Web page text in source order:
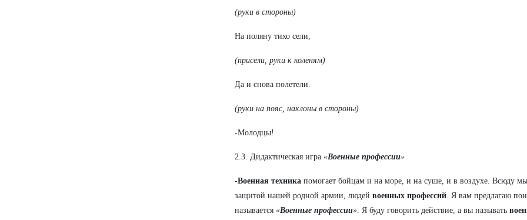
(руки в стороны)
На поляну тихо сели,
(присели, руки к коленям)
Да и снова полетели.
(руки на пояс, наклоны в стороны)
-Молодцы!
2.3. Дидактическая игра «Военные профессии»
-Военная техника помогает бойцам и на море, и на суше, и в воздухе. Всюду
защитой нашей родной армии, людей военных профессий. Я вам предлагаю
называется «Военные профессии». Я буду говорить действие, а вы называть